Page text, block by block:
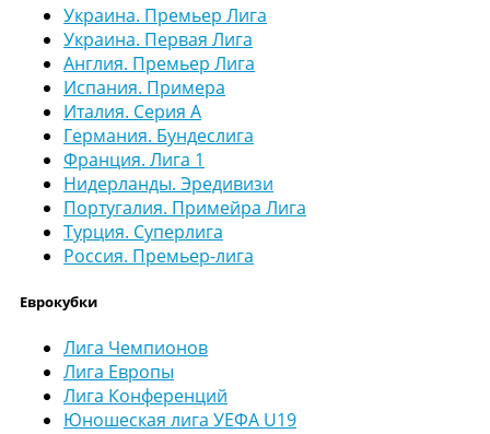
Украина. Премьер Лига
Украина. Первая Лига
Англия. Премьер Лига
Испания. Примера
Италия. Серия А
Германия. Бундеслига
Франция. Лига 1
Нидерланды. Эредивизи
Португалия. Примейра Лига
Турция. Суперлига
Россия. Премьер-лига
Еврокубки
Лига Чемпионов
Лига Европы
Лига Конференций
Юношеская лига УЕФА U19